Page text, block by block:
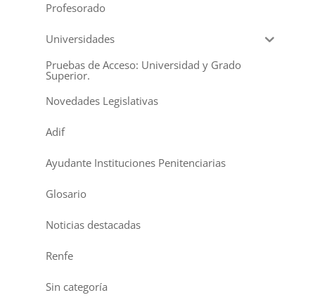
Profesorado
Universidades
Pruebas de Acceso: Universidad y Grado
Superior.
Novedades Legislativas
Adif
Ayudante Instituciones Penitenciarias
Glosario
Noticias destacadas
Renfe
Sin categoría